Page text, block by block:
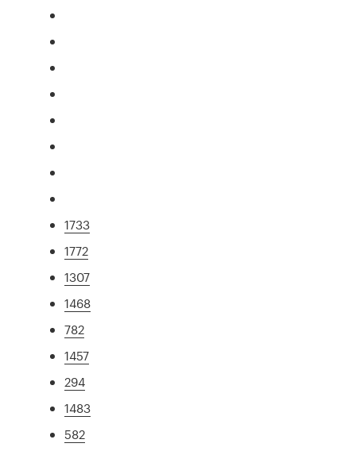
1733
1772
1307
1468
782
1457
294
1483
582